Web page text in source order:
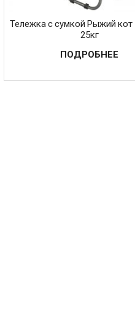
Тележка с сумкой Рыжий
25кг
ПОДРОБНЕЕ